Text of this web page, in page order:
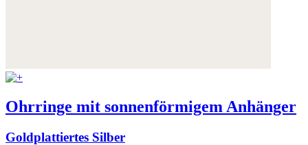
Ohrringe mit sonnenförmigem Anhänger
Goldplattiertes Silber